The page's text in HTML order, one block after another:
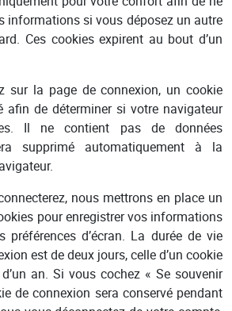
informations si vous déposez un autre
Ces cookies expirent au bout d’un
sur la page de connexion, un cookie
afin de déterminer si votre navigateur
Il ne contient pas de données
supprimé automatiquement à la
nous mettrons en place un
pour enregistrer vos informations
préférences d’écran. La durée de vie
est de deux jours, celle d’un cookie
d’un an. Si vous cochez « Se souvenir
de connexion sera conservé pendant